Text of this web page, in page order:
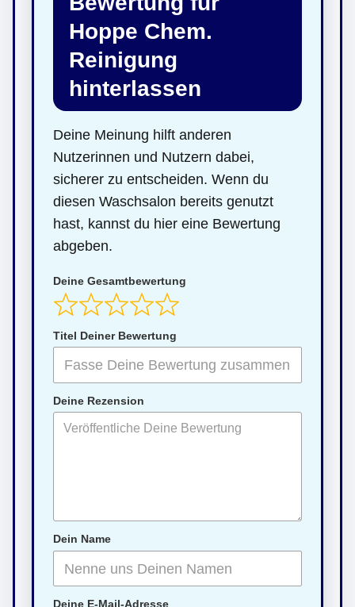
Hoppe Chem.
Reinigung
hinterlassen
Deine Meinung hilft anderen
Nutzerinnen und Nutzern dabei,
sicherer zu entscheiden. Wenn du
diesen Waschsalon bereits genutzt
hast, kannst du hier eine Bewertung
abgeben.
Deine Gesamtbewertung
Titel Deiner Bewertung
Deine Rezension
Dein Name
Deine E-Mail-Adresse